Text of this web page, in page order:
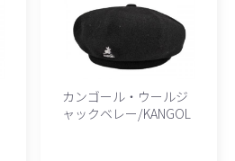
カンゴール・ウールジ
ャックベレー/KANGOL